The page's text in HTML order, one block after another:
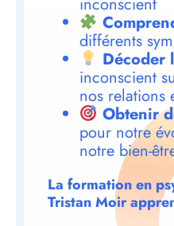
inconscient
différents
Décoder
inconscient
nos relations
Obtenir
pour notre
notre bien-
La formation en
Tristan Moir